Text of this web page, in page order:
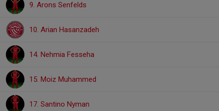
9. Arons Senfelds
10. Arian Hasanzadeh
14. Nehmia Fesseha
15. Moiz Muhammed
17. Santino Nyman